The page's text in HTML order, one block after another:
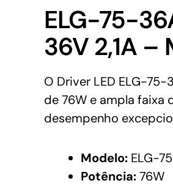
ELG-75-
36V 2,1A –
O Driver LED ELG-
de 76W e ampla faixa
desempenho
Modelo: ELG-
Potência:76W